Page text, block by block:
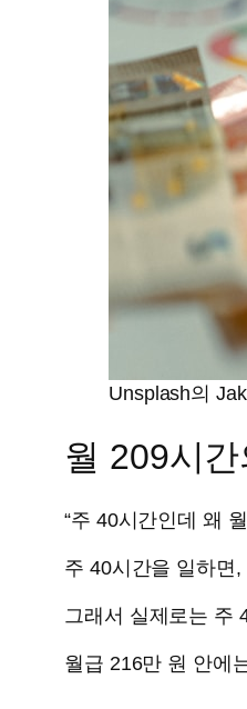
Unsplash의
월 209시
“주 40시간인데 왜
주 40시간을 일하면
그래서 실제로는 주
월급 216만 원 안에